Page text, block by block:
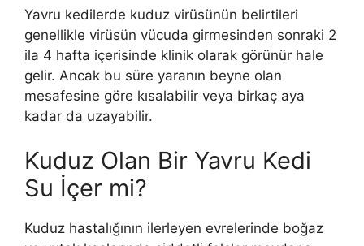
Yavru kedilerde kuduz virüsünün belirtileri
genellikle virüsün vücuda girmesinden sonraki 2
ila 4 hafta içerisinde klinik olarak görünür hale
gelir. Ancak bu süre yaranın beyne olan
mesafesine göre kısalabilir veya birkaç aya
kadar da uzayabilir.
Kuduz Olan Bir Yavru Kedi
Su İçer mi?
Kuduz hastalığının ilerleyen evrelerinde boğaz